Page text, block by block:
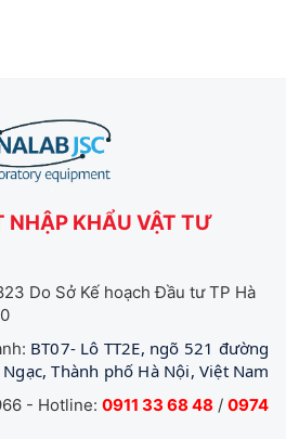
NHẬP KHẨU VẬT TƯ
Do Sở Kế hoạch Đầu tư TP Hà
BT07- Lô TT2E, ngõ 521 đường
Thành phố Hà Nội, Việt Nam
- Hotline: 0911 33 68 48 / 0974